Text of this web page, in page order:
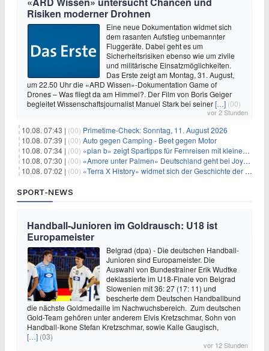
Risiken moderner Drohnen
Eine neue Dokumentation widmet sich
dem rasanten Aufstieg unbemannter
Fluggeräte. Dabei geht es um
Sicherheitsrisiken ebenso wie um zivile
und militärische Einsatzmöglichkeiten.
Das Erste zeigt am Montag, 31. August,
um 22.50 Uhr die «ARD Wissen»-Dokumentation Game of
Drones – Was fliegt da am Himmel?. Der Film von Boris Geiger
begleitet Wissenschaftsjournalist Manuel Stark bei seiner[…] (00)
vor 2 Stunden
10.08. 07:43 | (00) Primetime-Check: Sonntag, 11. August 2026
10.08. 07:39 | (00) Auto gegen Camping - Beet gegen Motor
10.08. 07:34 | (00) «plan b» zeigt Spartipps für Fernreisen mit kleinem Budget
10.08. 07:30 | (00) «Amore unter Palmen» Deutschland geht bei Joyn weiter
10.08. 07:02 | (00) «Terra X History» widmet sich der Geschichte der deutschen Vereine
SPORT-NEWS
Handball-Junioren im Goldrausch: U18 ist
Europameister
Belgrad (dpa) - Die deutschen Handball-
Junioren sind Europameister. Die
Auswahl von Bundestrainer Erik Wudtke
deklassierte im U18-Finale von Belgrad
Slowenien mit 36: 27 (17: 11) und
bescherte dem Deutschen Handballbund
die nächste Goldmedaille im Nachwuchsbereich. Zum deutschen
Gold-Team gehören unter anderem Elvis Kretzschmar, Sohn von
Handball-Ikone Stefan Kretzschmar, sowie Kalle Gaugisch,
[…] (03)
vor 12 Stunden